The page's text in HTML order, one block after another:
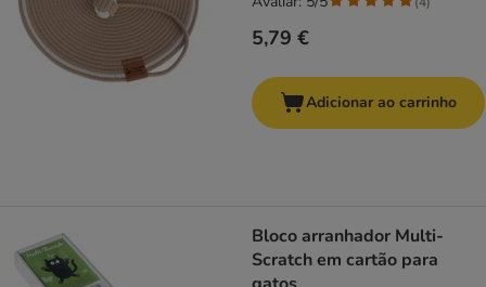
5,79 €
Adicionar ao carrinho
Bloco arranhador Multi-
Scratch em cartão para